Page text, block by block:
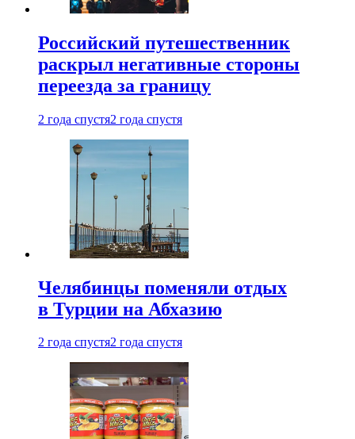
Российский путешественник
раскрыл негативные стороны
переезда за границу
2 года спустя2 года спустя
Челябинцы поменяли отдых
в Турции на Абхазию
2 года спустя2 года спустя